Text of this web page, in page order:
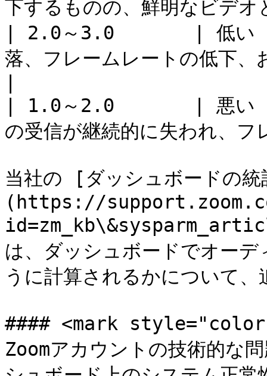
下するものの、鮮明なビ
| 2.0～3.0       | 低い
落、フレームレートの低下、
| 1.0～2.0       | 悪い
の受信が継続的に失われ、
当社の [ダッシュボードの
(https://
は、ダッシュボードでオー
うに計算されるかについて
#### <mark style="color:
Zoomアカウントの技術的な